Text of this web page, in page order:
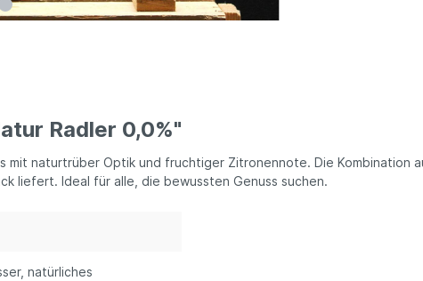
Radler 0,0%"
mit naturtrüber Optik und fruchtiger Zitronennote. Die Kombination
liefert. Ideal für alle, die bewussten Genuss suchen.
, natürliches